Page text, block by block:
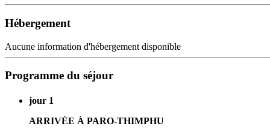
Hébergement
Aucune information d'hébergement disponible
Programme du séjour
jour 1
ARRIVÉE À PARO-THIMPHU